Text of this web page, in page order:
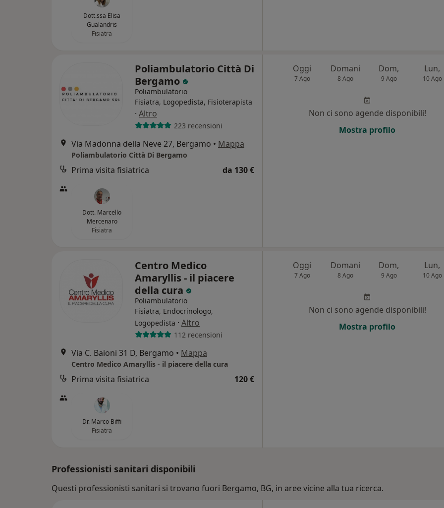
Dott.ssa Elisa
Gualandris
Fisiatra
Poliambulatorio Città Di
Bergamo
Poliambulatorio
Fisiatra, Logopedista, Fisioterapista
· Altro
223 recensioni
Via Madonna della Neve 27, Bergamo • Mappa
Poliambulatorio Città Di Bergamo
Prima visita fisiatrica da 130 €
Dott. Marcello
Mercenaro
Fisiatra
Oggi
7 Ago
Domani
8 Ago
Dom,
9 Ago
Lun,
10 Ago
Non ci sono agende disponibili!
Mostra profilo
Centro Medico
Amaryllis - il piacere
della cura
Poliambulatorio
Fisiatra, Endocrinologo,
Logopedista · Altro
112 recensioni
Via C. Baioni 31 D, Bergamo • Mappa
Centro Medico Amaryllis - il piacere della cura
Prima visita fisiatrica 120 €
Dr. Marco Biffi
Fisiatra
Oggi
7 Ago
Domani
8 Ago
Dom,
9 Ago
Lun,
10 Ago
Non ci sono agende disponibili!
Mostra profilo
Professionisti sanitari disponibili
Questi professionisti sanitari si trovano fuori Bergamo, BG, in aree vicine alla tua ricerca.